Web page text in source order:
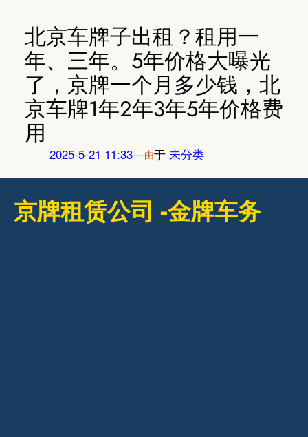
北京车牌子出租？租用一
年、三年。5年价格大曝光
了，京牌一个月多少钱，北
京车牌1年2年3年5年价格费
用
2025-5-21 11:33—由于 未分类
京牌租赁公司 -金牌车务